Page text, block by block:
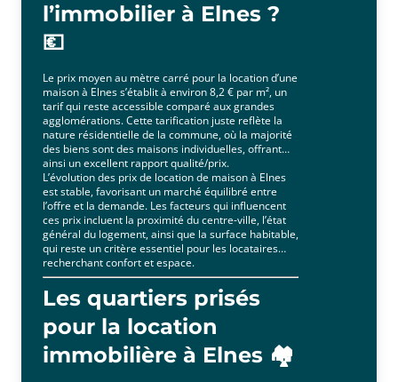
l’immobilier à Elnes ?
💶
Le prix moyen au mètre carré pour la location d’une
maison à Elnes s’établit à environ 8,2 € par m², un
tarif qui reste accessible comparé aux grandes
agglomérations. Cette tarification juste reflète la
nature résidentielle de la commune, où la majorité
des biens sont des maisons individuelles, offrant
ainsi un excellent rapport qualité/prix.
L’évolution des prix de location de maison à Elnes
est stable, favorisant un marché équilibré entre
l’offre et la demande. Les facteurs qui influencent
ces prix incluent la proximité du centre-ville, l’état
général du logement, ainsi que la surface habitable,
qui reste un critère essentiel pour les locataires
recherchant confort et espace.
Les quartiers prisés
pour la location
immobilière à Elnes 🏘️